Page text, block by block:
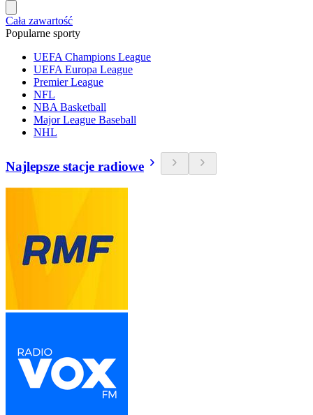
Cała zawartość
Popularne sporty
UEFA Champions League
UEFA Europa League
Premier League
NFL
NBA Basketball
Major League Baseball
NHL
Najlepsze stacje radiowe